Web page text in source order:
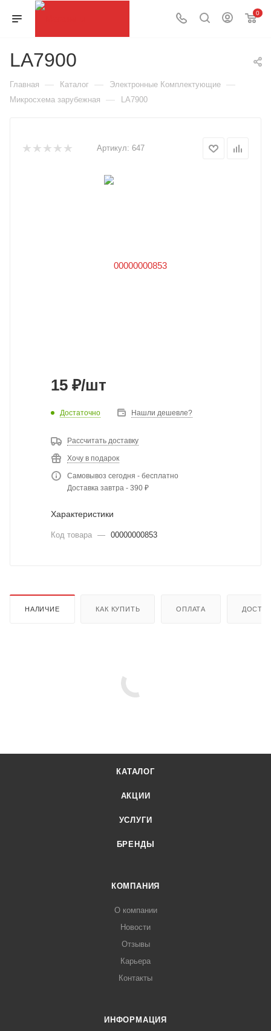
0
LA7900
Главная — Каталог — Электронные Комплектующие —
Микросхема зарубежная — LA7900
Артикул: 647
15 ₽/шт
Достаточно Нашли дешевле?
Рассчитать доставку
Хочу в подарок
Самовывоз сегодня - бесплатно
Доставка завтра - 390 ₽
Характеристики
Код товара — 00000000853
НАЛИЧИЕ КАК КУПИТЬ ОПЛАТА
КАТАЛОГ
АКЦИИ
УСЛУГИ
БРЕНДЫ
КОМПАНИЯ
О компании
Новости
Отзывы
Карьера
Контакты
ИНФОРМАЦИЯ